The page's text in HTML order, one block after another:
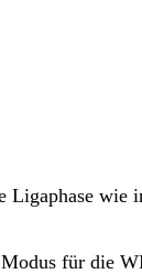
wie
für die